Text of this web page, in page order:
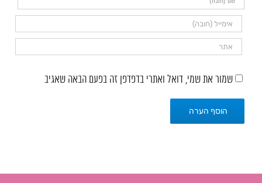
שמור את שמי, דואל ואתרי בדפדפן זה בפעם הבאה שאגיב